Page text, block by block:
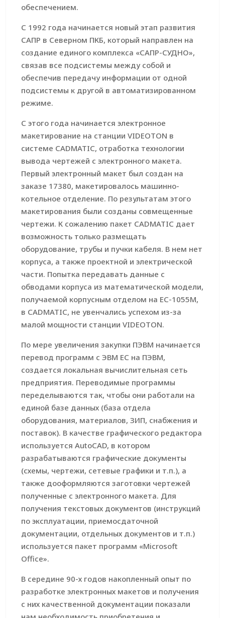
обеспечением.
С 1992 года начинается новый этап развития
САПР в Северном ПКБ, который направлен на
создание единого комплекса «САПР-СУДНО»,
связав все подсистемы между собой и
обеспечив передачу информации от одной
подсистемы к другой в автоматизированном
режиме.
С этого года начинается электронное
макетирование на станции VIDEOTON в
системе CADMATIC, отработка технологии
вывода чертежей с электронного макета.
Первый электронный макет был создан на
заказе 17380, макетировалось машинно-
котельное отделение. По результатам этого
макетирования были созданы совмещенные
чертежи. К сожалению пакет CADMATIC дает
возможность только размещать
оборудование, трубы и пучки кабеля. В нем нет
корпуса, а также проектной и электрической
части. Попытка передавать данные с
обводами корпуса из математической модели,
получаемой корпусным отделом на ЕС-1055М,
в CADMATIC, не увенчались успехом из-за
малой мощности станции VIDEOTON.
По мере увеличения закупки ПЭВМ начинается
перевод программ с ЭВМ ЕС на ПЭВМ,
создается локальная вычислительная сеть
предприятия. Переводимые программы
переделываются так, чтобы они работали на
единой базе данных (база отдела
оборудования, материалов, ЗИП, снабжения и
поставок). В качестве графического редактора
используется AutoCAD, в котором
разрабатываются графические документы
(схемы, чертежи, сетевые графики и т.п.), а
также дооформляются заготовки чертежей
полученные с электронного макета. Для
получения текстовых документов (инструкций
по эксплуатации, приемосдаточной
документации, отдельных документов и т.п.)
используется пакет программ «Microsoft
Office».
В середине 90-х годов накопленный опыт по
разработке электронных макетов и получения
с них качественной документации показали